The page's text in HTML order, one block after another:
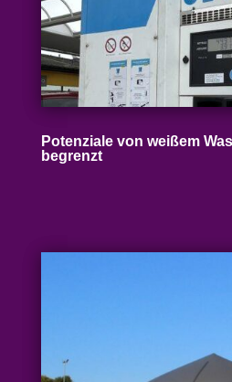
Poten­ziale von weißem
begrenzt